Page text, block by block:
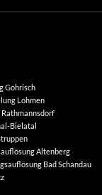
Gohrisch
Lohmen
Bielatal
Altenberg
Bad Schandau